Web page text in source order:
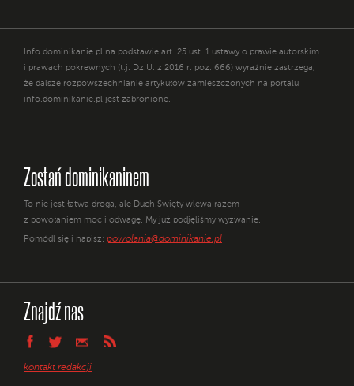
Info.dominikanie.pl na podstawie art. 25 ust. 1 ustawy o prawie autorskim
i prawach pokrewnych (t.j. Dz.U. z 2016 r. poz. 666) wyraźnie zastrzega,
że dalsze rozpowszechnianie artykułów zamieszczonych na portalu
info.dominikanie.pl jest zabronione.
Zostań dominikaninem
To nie jest łatwa droga, ale Duch Święty wlewa razem
z powołaniem moc i odwagę. My już podjęliśmy wyzwanie.
Pomódl się i napisz: powolania@dominikanie.pl
Znajdź nas
kontakt redakcji